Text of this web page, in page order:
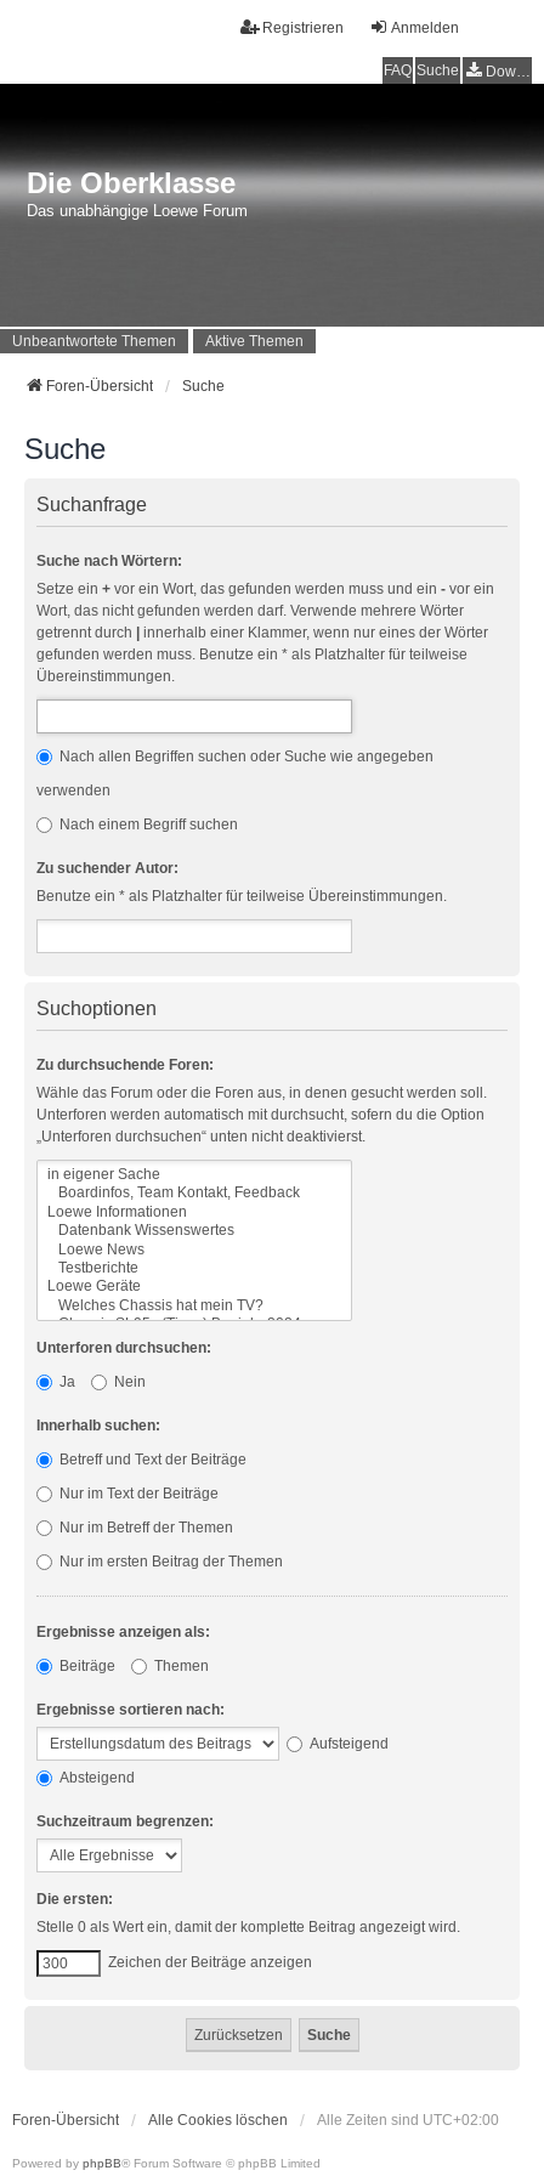
Anmelden
Registrieren
FAQ Suche Downloads
Die Oberklasse
Das unabhängige Loewe Forum
Unbeantwortete Themen Aktive Themen
Foren-Übersicht Suche
Suche
Suchanfrage
Suche nach Wörtern:
Setze ein + vor ein Wort, das gefunden werden muss und ein - vor ein
Wort, das nicht gefunden werden darf. Verwende mehrere Wörter
getrennt durch
innerhalb einer Klammer, wenn nur eines der Wörter
gefunden werden muss. Benutze ein * als Platzhalter für teilweise
Übereinstimmungen.
Nach allen Begriffen suchen oder Suche wie angegeben
verwenden
Nach einem Begriff suchen
Zu suchender Autor:
Benutze ein * als Platzhalter für teilweise Übereinstimmungen.
Suchoptionen
Zu durchsuchende Foren:
Wähle das Forum oder die Foren aus, in denen gesucht werden soll.
Unterforen werden automatisch mit durchsucht, sofern du die Option
„Unterforen durchsuchen“ unten nicht deaktivierst.
Unterforen durchsuchen:
Ja
Nein
Innerhalb suchen:
Betreff und Text der Beiträge
Nur im Text der Beiträge
Nur im Betreff der Themen
Nur im ersten Beitrag der Themen
Ergebnisse anzeigen als:
Beiträge
Themen
Ergebnisse sortieren nach:
Aufsteigend
Absteigend
Suchzeitraum begrenzen:
Die ersten:
Stelle 0 als Wert ein, damit der komplette Beitrag angezeigt wird.
Zeichen der Beiträge anzeigen
Foren-Übersicht Alle Cookies löschen Alle Zeiten sind UTC+02:00
Powered by phpBB® Forum Software © phpBB Limited